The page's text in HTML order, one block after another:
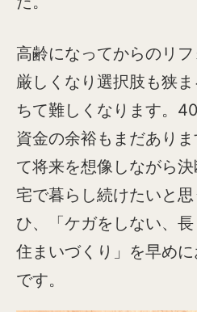
高齢になってからのリ
厳しくなり選択肢も狭
ちて難しくなります。
資金の余裕もまだあり
て将来を想像しながら
宅で暮らし続けたいと
ひ、「ケガをしない、
住まいづくり」を早め
です。